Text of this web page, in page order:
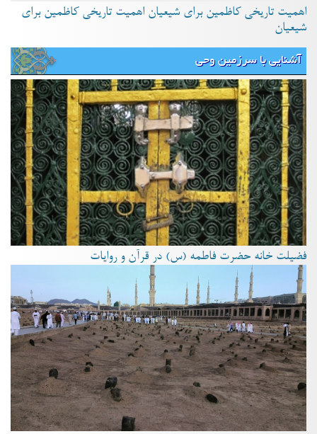
اهمیت تاریخی کاظمین برای شیعیان اهمیت تاریخی کاظمین برای
شیعیان
آشنایی با سرزمین وحی
فضیلت خانه حضرت فاطمه (س) در قرآن و روایات